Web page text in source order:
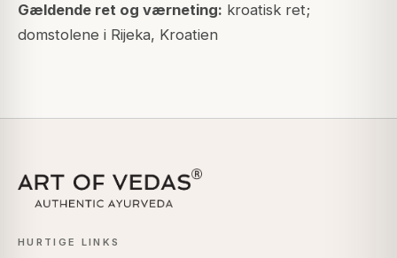
Gældende ret og værneting: kroatisk ret;
domstolene i Rijeka, Kroatien
HURTIGE LINKS